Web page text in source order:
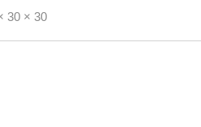
30 × 30 × 08 cm